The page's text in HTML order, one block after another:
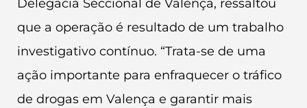
Delegacia Seccional de Valença, ressaltou
que a operação é resultado de um trabalho
investigativo contínuo. “Trata-se de uma
ação importante para enfraquecer o tráfico
de drogas em Valença e garantir mais